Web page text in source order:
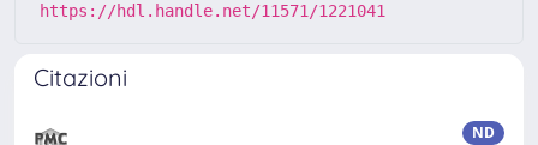
https://hdl.handle.net/11571/1221041
Citazioni
ND